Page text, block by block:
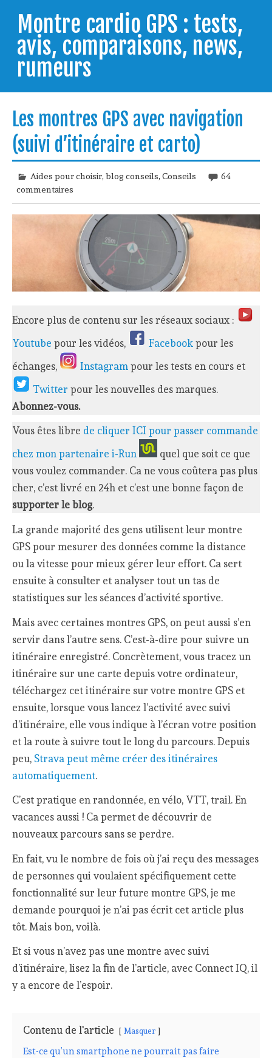
contentMontre cardio GPS : tests,
avis, comparaisons, news,
rumeurs
trouver celle qui répondra à vos besoins et
comprendre comment bien l'utiliser.
Les montres GPS avec navigation
(suivi d’itinéraire et carto)
Aides pour choisir,blog conseils,Conseils
64
commentaires
Encore plus de contenu sur les réseaux sociaux :
Youtube pour les vidéos, Facebookpour les
échanges,
Instagrampour les tests en cours et
Twitterpour les nouvelles des marques.
Abonnez-vous.
Vous êtes libre de cliquer ICI pour passer commande
chez mon partenaire i-Run
quel que soit ce que
vous voulez commander. Ca ne vous coûtera pas plus
cher, c’est livré en 24h et c’est une bonne façon de
supporter le blog.
La grande majorité des gens utilisent leur montre
GPS pour mesurer des données comme la distance
ou la vitesse pour mieux gérer leur effort. Ca sert
ensuite à consulter et analyser tout un tas de
statistiques sur les séances d’activité sportive.
Mais avec certaines montres GPS, on peut aussi s’en
servir dans l’autre sens. C’est-à-dire pour suivre un
itinéraire enregistré. Concrètement, vous tracez un
itinéraire sur une carte depuis votre ordinateur,
téléchargez cet itinéraire sur votre montre GPS et
ensuite, lorsque vous lancez l’activité avec suivi
d’itinéraire, elle vous indique à l’écran votre position
et la route à suivre tout le long du parcours. Depuis
peu, Strava peut même créer des itinéraires
automatiquement.
C’est pratique en randonnée, en vélo, VTT, trail. En
vacances aussi ! Ca permet de découvrir de
nouveaux parcours sans se perdre.
En fait, vu le nombre de fois où j’ai reçu des messages
de personnes qui voulaient spécifiquement cette
fonctionnalité sur leur future montre GPS, je me
demande pourquoi je n’ai pas écrit cet article plus
tôt. Mais bon, voilà.
Et si vous n’avez pas une montre avec suivi
d’itinéraire, lisez la fin de l’article, avec Connect IQ, il
y a encore de l’espoir.
Contenu de l'article Masquer
Est-ce qu’un smartphone ne pourrait pas faire